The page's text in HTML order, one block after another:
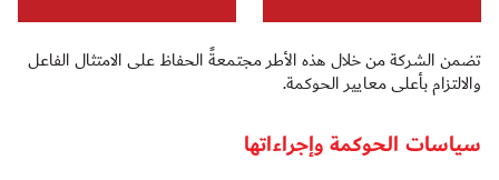
تضمن الشركة من خلال هذه الأطر مجتمعةً الحفاظ على الامتثال الفاعل
والالتزام بأعلى معايير الحوكمة.
سياسات الحوكمة وإجراءاتها